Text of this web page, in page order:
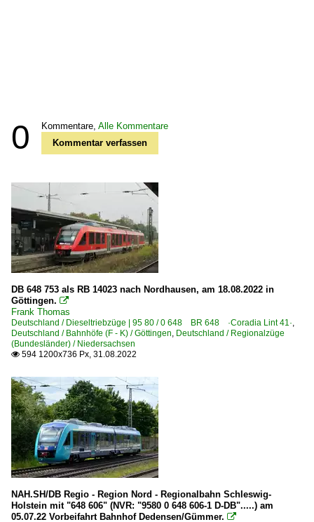
0 Kommentare, Alle Kommentare
Kommentar verfassen
DB 648 753 als RB 14023 nach Nordhausen, am 18.08.2022 in
Göttingen. 
Frank Thomas
Deutschland / Dieseltriebzüge | 95 80 / 0 648 BR 648 ·Coradia Lint 41·,
Deutschland / Bahnhöfe (F - K) / Göttingen, Deutschland / Regionalzüge
(Bundesländer) / Niedersachsen
 594 1200x736 Px, 31.08.2022
NAH.SH/DB Regio - Region Nord - Regionalbahn Schleswig-
Holstein mit "648 606" (NVR: "9580 0 648 606-1 D-DB".....) am
05.07.22 Vorbeifahrt Bahnhof Dedensen/Gümmer. 